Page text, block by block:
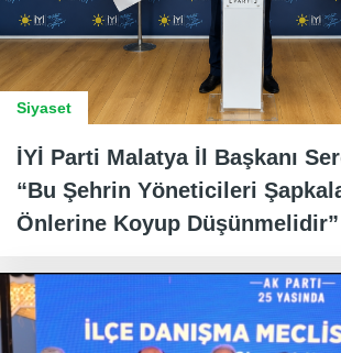
Siyaset
İYİ Parti Malatya İl Başkanı
“Bu Şehrin Yöneticileri
Önlerine Koyup Düşünmelidir”